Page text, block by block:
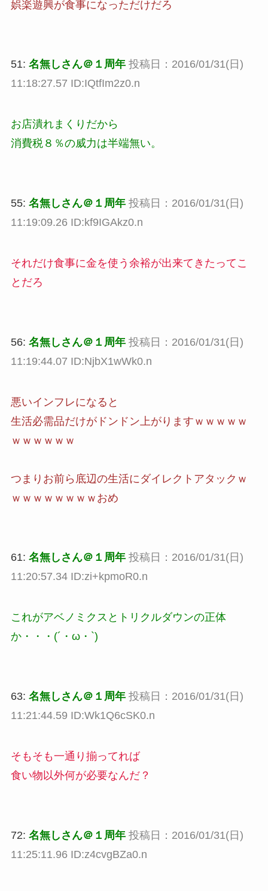
娯楽遊興が食事になっただけだろ
51: 名無しさん＠１周年 投稿日：2016/01/31(日)
11:18:27.57 ID:IQtfIm2z0.n
お店潰れまくりだから
消費税８％の威力は半端無い。
55: 名無しさん＠１周年 投稿日：2016/01/31(日)
11:19:09.26 ID:kf9IGAkz0.n
それだけ食事に金を使う余裕が出来てきたってこ
とだろ
56: 名無しさん＠１周年 投稿日：2016/01/31(日)
11:19:44.07 ID:NjbX1wWk0.n
悪いインフレになると
生活必需品だけがドンドン上がりますｗｗｗｗｗ
ｗｗｗｗｗｗ
つまりお前ら底辺の生活にダイレクトアタックｗ
ｗｗｗｗｗｗｗｗおめ
61: 名無しさん＠１周年 投稿日：2016/01/31(日)
11:20:57.34 ID:zi+kpmoR0.n
これがアベノミクスとトリクルダウンの正体
か・・・(´・ω・`)
63: 名無しさん＠１周年 投稿日：2016/01/31(日)
11:21:44.59 ID:Wk1Q6cSK0.n
そもそも一通り揃ってれば
食い物以外何が必要なんだ？
72: 名無しさん＠１周年 投稿日：2016/01/31(日)
11:25:11.96 ID:z4cvgBZa0.n